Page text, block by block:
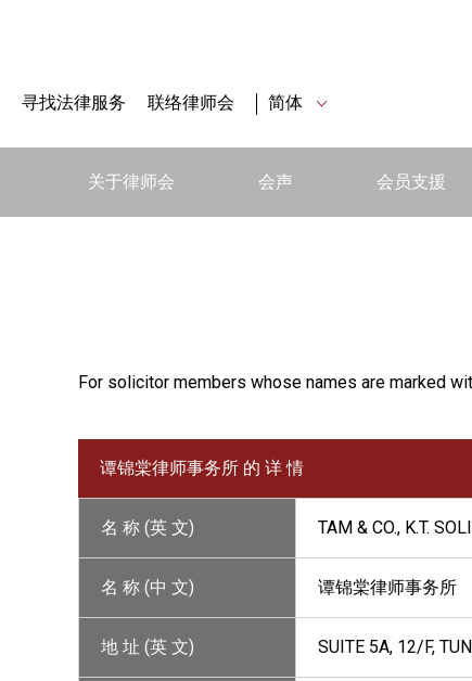
寻找法律服务 联络律师会 简体
关于律师会 会声 会员支援
For solicitor members whose names are marked
谭锦棠律师事务所 的 详 情
名 称 (英 文) TAM & CO., K.T.
名 称 (中 文) 谭锦棠律师事务所
地 址 (英 文) SUITE 5A, 12/F,